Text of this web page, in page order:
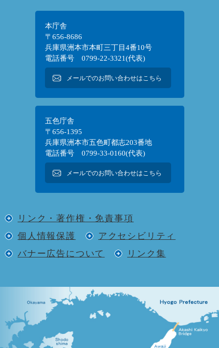
本庁舎
〒656-8686
兵庫県洲本市本町三丁目4番10号
電話番号 0799-22-3321(代表)
メールでのお問い合わせはこちら
五色庁舎
〒656-1395
兵庫県洲本市五色町都志203番地
電話番号 0799-33-0160(代表)
メールでのお問い合わせはこちら
リンク・著作権・免責事項
個人情報保護
アクセシビリティ
バナー広告について
リンク集